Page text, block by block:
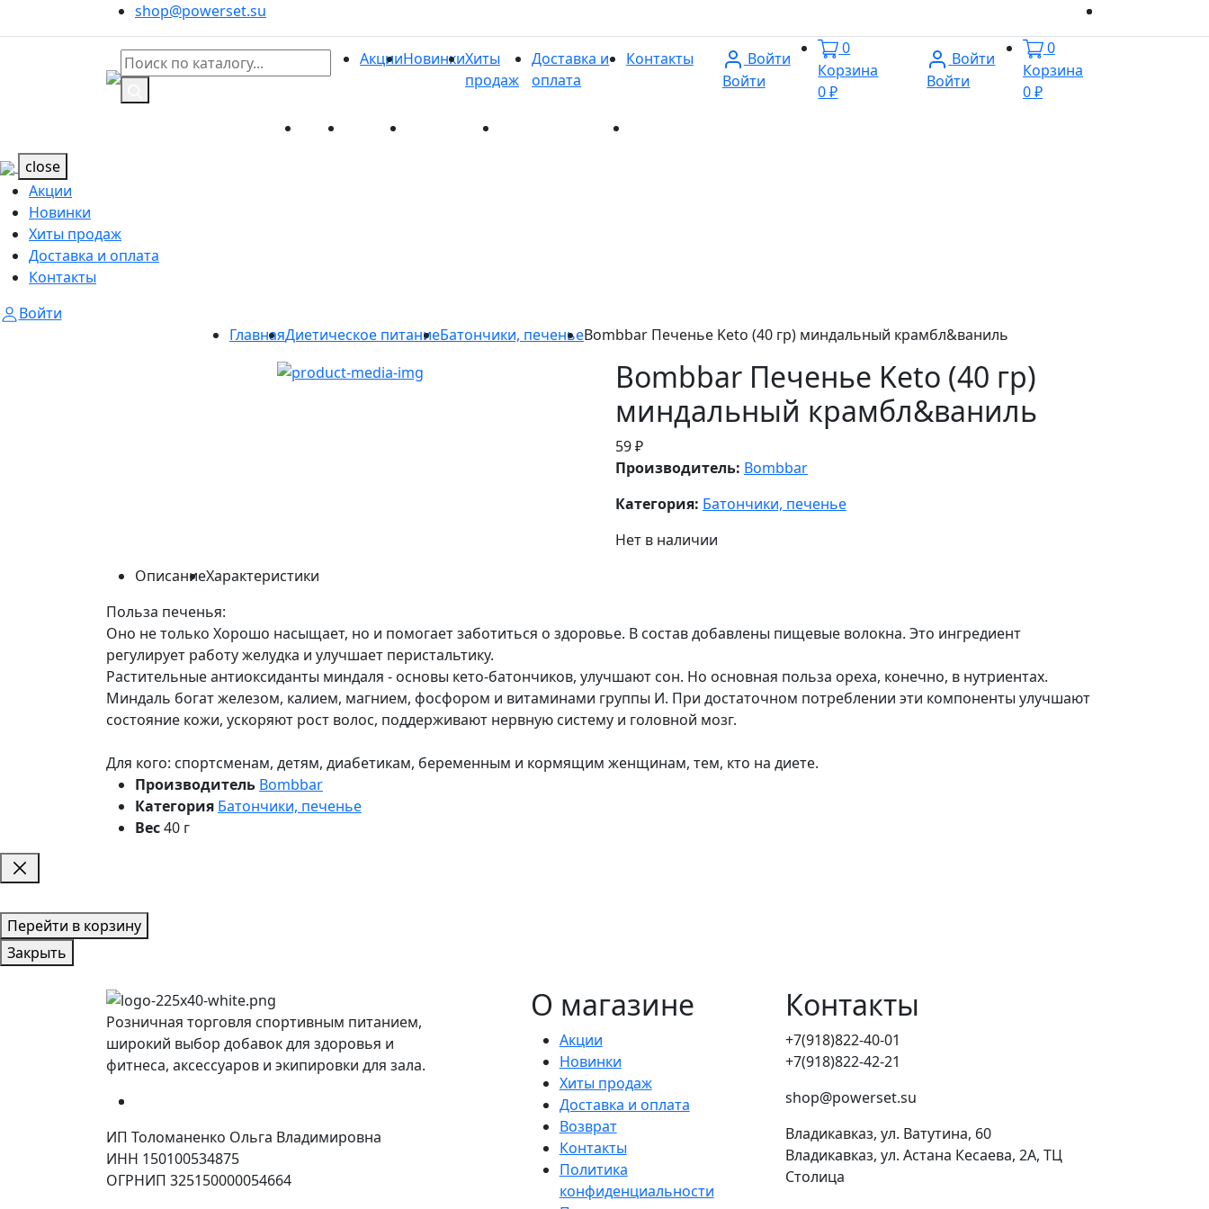
shop@powerset.su
АкцииНовинкиХиты
продаж
Доставка и
оплата
Контакты
Войти
Войти
0
Корзина
0 ₽
Войти
Войти
0
Корзина
0 ₽
Акции Новинки Хиты продаж Доставка и оплата
close
Акции
Новинки
Хиты продаж
Доставка и оплата
Контакты
Войти
ГлавнаяДиетическое питаниеБатончики, печеньеBombbar Печенье Keto (40 гр) миндальный крамбл&ваниль
Bombbar Печенье Keto (40 гр)
миндальный крамбл&ваниль
59 ₽
Производитель: Bombbar
Категория: Батончики, печенье
Нет в наличии
ОписаниеХарактеристики
Польза печенья:
Оно не только Хорошо насыщает, но и помогает заботиться о здоровье. В состав добавлены пищевые волокна. Это ингредиент
регулирует работу желудка и улучшает перистальтику.
Растительные антиоксиданты миндаля - основы кето-батончиков, улучшают сон. Но основная польза ореха, конечно, в нутриентах.
Миндаль богат железом, калием, магнием, фосфором и витаминами группы И. При достаточном потреблении эти компоненты улучшают
состояние кожи, ускоряют рост волос, поддерживают нервную систему и головной мозг.
Для кого: спортсменам, детям, диабетикам, беременным и кормящим женщинам, тем, кто на диете.
Производитель Bombbar
Категория Батончики, печенье
Вес40 г
Перейти в корзину
Закрыть
Розничная торговля спортивным питанием,
широкий выбор добавок для здоровья и
фитнеса, аксессуаров и экипировки для зала.
ИП Толоманенко Ольга Владимировна
ИНН 150100534875
ОГРНИП 325150000054664
О магазине
Акции
Новинки
Хиты продаж
Доставка и оплата
Возврат
Контакты
Политика
конфиденциальности
Контакты
+7(918)822-40-01
+7(918)822-42-21
shop@powerset.su
Владикавказ, ул. Ватутина, 60
Владикавказ, ул. Астана Кесаева, 2А, ТЦ
Столица